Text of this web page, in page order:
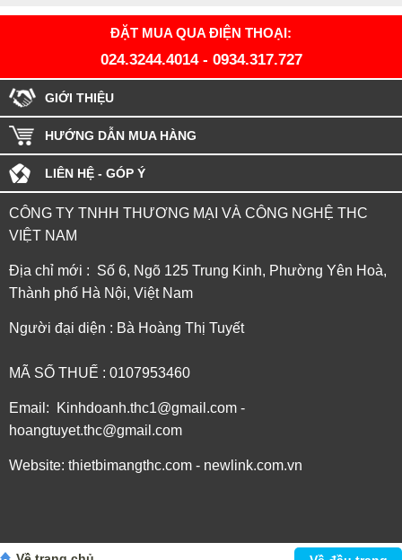
ĐẶT MUA QUA ĐIỆN THOẠI:
024.3244.4014- 0934.317.727
GIỚI THIỆU
HƯỚNG DẪN MUA HÀNG
LIÊN HỆ - GÓP Ý
CÔNG TY TNHH THƯƠNG MẠI VÀ CÔNG NGHỆ THC
VIỆT NAM
Địa chỉ mới : Số 6, Ngõ 125 Trung Kinh, Phường Yên Hoà,
Thành phố Hà Nội, Việt Nam
Người đại diện : Bà Hoàng Thị Tuyết
MÃ SỐ THUẾ : 0107953460
Email: Kinhdoanh.thc1@gmail.com -
hoangtuyet.thc@gmail.com
Website: thietbimangthc.com - newlink.com.vn